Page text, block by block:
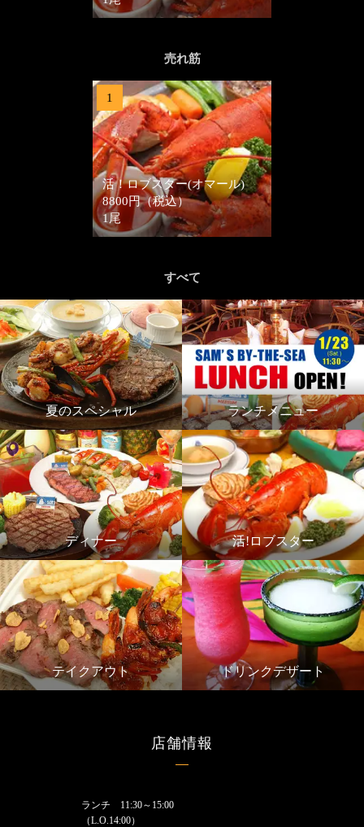
売れ筋
1
活！ロブスター(オマール)
8800円（税込）
1尾
すべて
夏のスペシャル ランチメニュー
ディナー 活!ロブスター
テイクアウト ドリンクデザート
店舗情報
ランチ 11:30～15:00
（L.O.14:00）